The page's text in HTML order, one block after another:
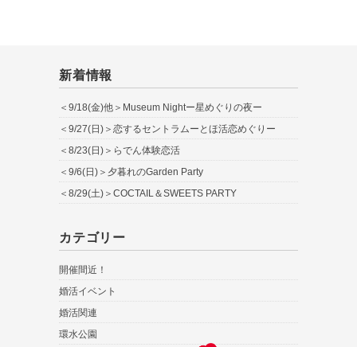
新着情報
＜9/18(金)他＞Museum Nightー星めぐりの夜ー
＜9/27(日)＞恋するセントラムーとほ活恋めぐりー
＜8/23(日)＞らでん体験恋活
＜9/6(日)＞夕暮れのGarden Party
＜8/29(土)＞COCTAIL＆SWEETS PARTY
カテゴリー
開催間近！
婚活イベント
婚活関連
環水公園